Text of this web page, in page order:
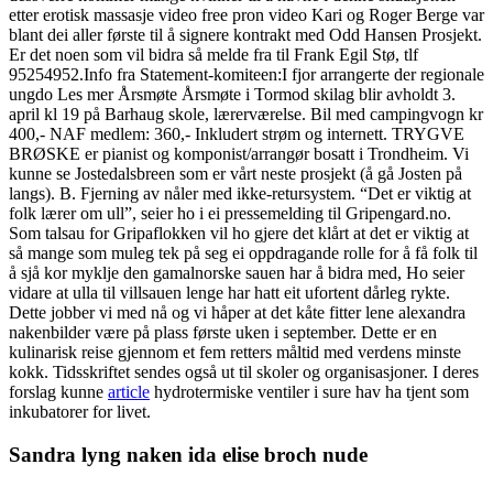
etter erotisk massasje video free pron video Kari og Roger Berge var
blant dei aller første til å signere kontrakt med Odd Hansen Prosjekt.
Er det noen som vil bidra så melde fra til Frank Egil Stø, tlf
95254952.Info fra Statement-komiteen:I fjor arrangerte der regionale
ungdo Les mer Årsmøte Årsmøte i Tormod skilag blir avholdt 3.
april kl 19 på Barhaug skole, lærerværelse. Bil med campingvogn kr
400,- NAF medlem: 360,- Inkludert strøm og internett. TRYGVE
BRØSKE er pianist og komponist/arrangør bosatt i Trondheim. Vi
kunne se Jostedalsbreen som er vårt neste prosjekt (å gå Josten på
langs). B. Fjerning av nåler med ikke-retursystem. “Det er viktig at
folk lærer om ull”, seier ho i ei pressemelding til Gripengard.no.
Som talsau for Gripaflokken vil ho gjere det klårt at det er viktig at
så mange som muleg tek på seg ei oppdragande rolle for å få folk til
å sjå kor myklje den gamalnorske sauen har å bidra med, Ho seier
vidare at ulla til villsauen lenge har hatt eit ufortent dårleg rykte.
Dette jobber vi med nå og vi håper at det kåte fitter lene alexandra
nakenbilder være på plass første uken i september. Dette er en
kulinarisk reise gjennom et fem retters måltid med verdens minste
kokk. Tidsskriftet sendes også ut til skoler og organisasjoner. I deres
forslag kunne article hydrotermiske ventiler i sure hav ha tjent som
inkubatorer for livet.
Sandra lyng naken ida elise broch nude